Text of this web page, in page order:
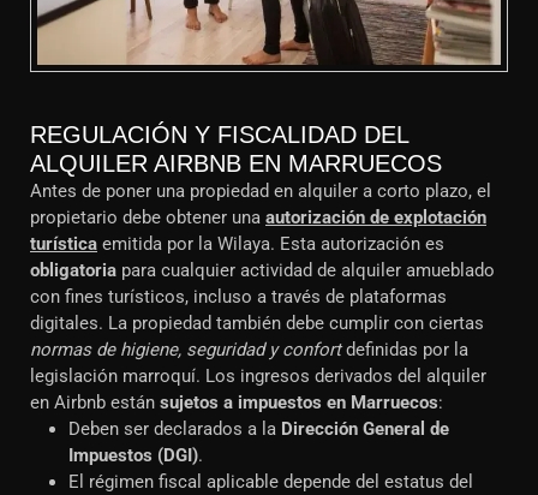
REGULACIÓN Y FISCALIDAD DEL
ALQUILER AIRBNB EN MARRUECOS
Antes de poner una propiedad en alquiler a corto plazo, el
propietario debe obtener una autorización de explotación
turística emitida por la Wilaya. Esta autorización es
obligatoria para cualquier actividad de alquiler amueblado
con fines turísticos, incluso a través de plataformas
digitales. La propiedad también debe cumplir con ciertas
normas de higiene, seguridad y confortdefinidas por la
legislación marroquí. Los ingresos derivados del alquiler
en Airbnb están sujetos a impuestos en Marruecos:
Deben ser declarados a la Dirección General de
Impuestos (DGI).
El régimen fiscal aplicable depende del estatus del